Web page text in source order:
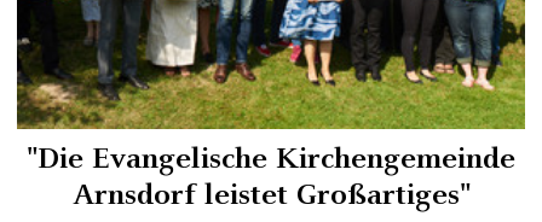
"Die Evangelische Kirchengemeinde
Arnsdorf leistet Großartiges"